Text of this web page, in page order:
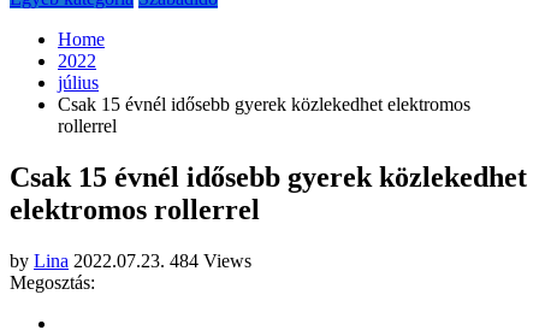
Home
2022
július
Csak 15 évnél idősebb gyerek közlekedhet elektromos
rollerrel
Csak 15 évnél idősebb gyerek közlekedhet
elektromos rollerrel
by Lina 2022.07.23. 484 Views
Megosztás: